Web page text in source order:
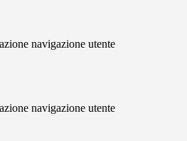
navigazione utente
navigazione utente